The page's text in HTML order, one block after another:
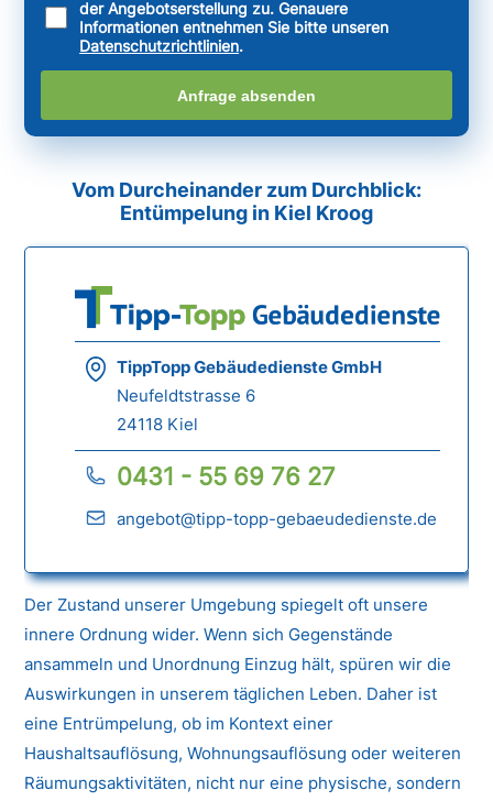
der Angebotserstellung zu. Genauere
Informationen entnehmen Sie bitte unseren
Datenschutzrichtlinien.
Anfrage absenden
Vom Durcheinander zum Durchblick:
Entümpelung in Kiel Kroog
TippTopp Gebäudedienste GmbH
Neufeldtstrasse 6
24118 Kiel
0431 - 55 69 76 27
angebot@tipp-topp-gebaeudedienste.de
Der Zustand unserer Umgebung spiegelt oft unsere
innere Ordnung wider. Wenn sich Gegenstände
ansammeln und Unordnung Einzug hält, spüren wir die
Auswirkungen in unserem täglichen Leben. Daher ist
eine Entrümpelung, ob im Kontext einer
Haushaltsauflösung, Wohnungsauflösung oder weiteren
Räumungsaktivitäten, nicht nur eine physische, sondern